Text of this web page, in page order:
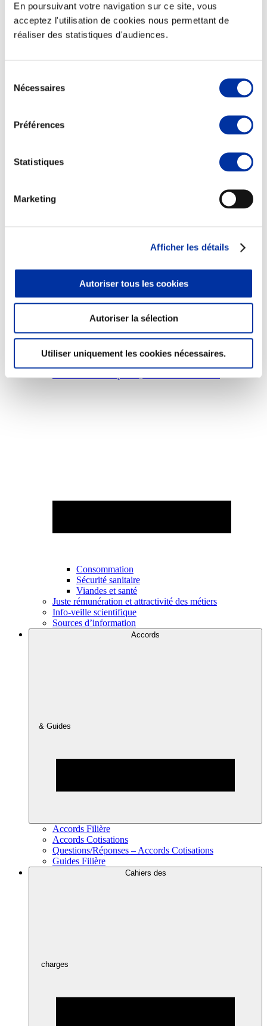
En poursuivant votre navigation sur ce site, vous
acceptez l'utilisation de cookies nous permettant de
réaliser des statistiques d'audiences.
Nécessaires
Préférences
Statistiques
Marketing
Afficher les détails
Autoriser tous les cookies
Autoriser la sélection
Utiliser uniquement les cookies nécessaires.
Elevage
Transport – mise en marché
Abattoir
Consommation
Sécurité sanitaire
Viandes et santé
Juste rémunération et attractivité des métiers
Info-veille scientifique
Sources d’information
Accords
& Guides
Accords Filière
Accords Cotisations
Questions/Réponses – Accords Cotisations
Guides Filière
Cahiers des
charges